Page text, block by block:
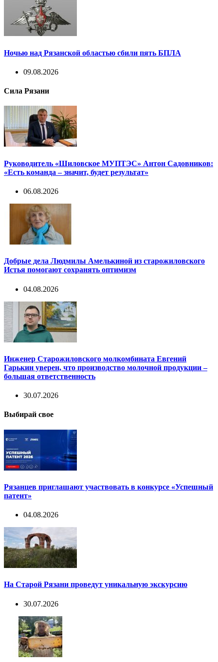
Ночью над Рязанской областью сбили пять БПЛА
09.08.2026
Сила Рязани
Руководитель «Шиловское МУПТЭС» Антон Садовников:
«Есть команда – значит, будет результат»
06.08.2026
Добрые дела Людмилы Амелькиной из старожиловского
Истья помогают сохранять оптимизм
04.08.2026
Инженер Старожиловского молкомбината Евгений
Гарькин уверен, что производство молочной продукции –
большая ответственность
30.07.2026
Выбирай свое
Рязанцев приглашают участвовать в конкурсе «Успешный
патент»
04.08.2026
На Старой Рязани проведут уникальную экскурсию
30.07.2026